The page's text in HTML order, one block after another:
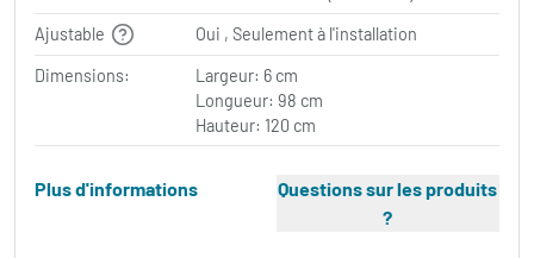
Ajustable
Oui , Seulement à l'installation
Dimensions:
Largeur: 6 cm
Longueur: 98 cm
Hauteur: 120 cm
Plus d'informations
Questions sur les produits
?